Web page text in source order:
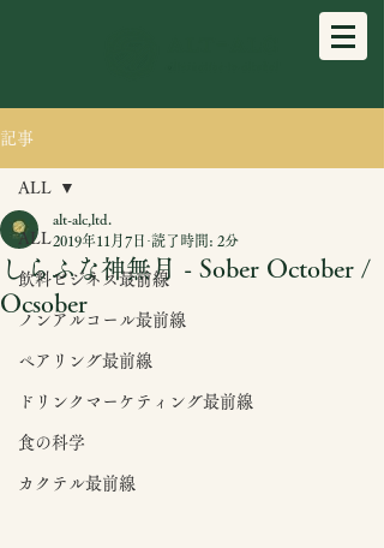
記事
ALL
飲料ビジネス最前線
ノンアルコール最前線
ペアリング最前線
ドリンクマーケティング最前線
食の科学
カクテル最前線
ALL
しらふな神無月 - Sober October /
Ocsober
alt-alc,ltd.
2019年11月7日 読了時間: 2分